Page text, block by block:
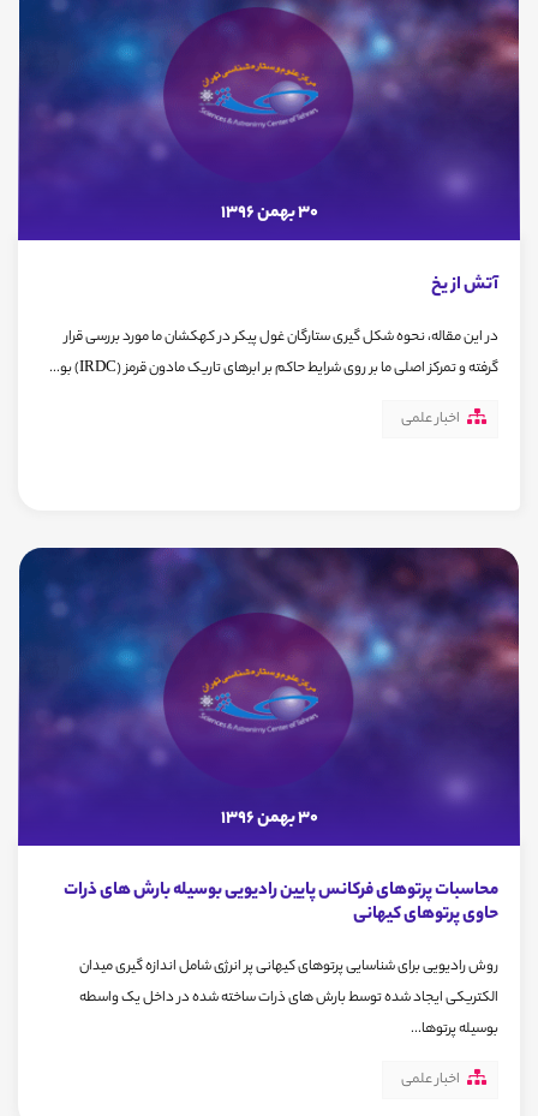
30 بهمن 1396
آتش از یخ
در این مقاله، نحوه شکل گیری ستارگان غول پیکر در کهکشان ما مورد بررسی قرار
گرفته و تمرکز اصلی ما بر روی شرایط حاکم بر ابرهای تاریک مادون قرمز (IRDC) بو...
اخبار علمی
30 بهمن 1396
محاسبات پرتوهای فرکانس پایین رادیویی بوسیله بارش های ذرات
حاوی پرتوهای کیهانی
روش رادیویی برای شناسایی پرتوهای کیهانی پر انرژی شامل اندازه گیری میدان
الکتریکی ایجاد شده توسط بارش های ذرات ساخته شده در داخل یک واسطه
بوسیله پرتوها...
اخبار علمی